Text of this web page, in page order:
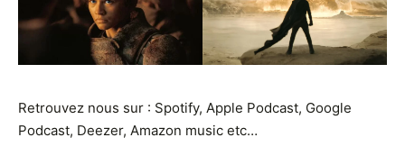
Retrouvez nous sur : Spotify, Apple Podcast, Google
Podcast, Deezer, Amazon music etc…